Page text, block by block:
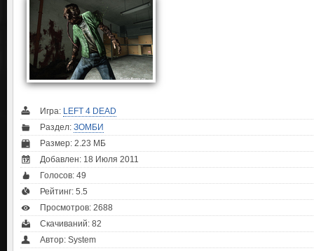
Игра: LEFT 4 DEAD
Раздел: ЗОМБИ
Размер: 2.23 МБ
Добавлен: 18 Июля 2011
Голосов: 49
Рейтинг: 5.5
Просмотров: 2688
Скачиваний: 82
Автор: System